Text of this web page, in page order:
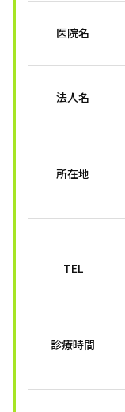
医院名
法人名
所在地
TEL
診療時間